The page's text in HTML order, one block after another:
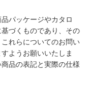
パッケージやカタロ
づくものであり、その
れらについてのお問い
ようお願いいたしま
品の表記と実際の仕様